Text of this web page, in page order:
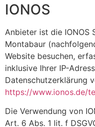
IONOS
Anbieter ist die IONOS
Montabaur
Website besuchen,
inklusive Ihrer IP-
Datenschutzerklärung
https://www.ionos.de/
Die Verwendung von
Art. 6 Abs. 1 lit. f